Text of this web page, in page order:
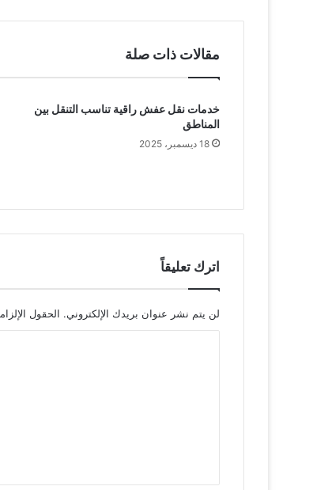
مقالات ذات صلة
خدمات نقل عفش راقية تناسب التنقل بين
المناطق
18 ديسمبر، 2025
اترك تعليقاً
لن يتم نشر عنوان بريدك الإلكتروني. الحقول
ق